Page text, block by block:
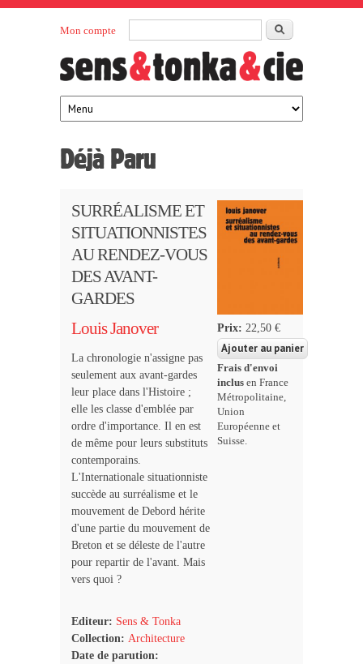
Rechercher
Mon compte
Sens et
Tonka
éditeurs
maison
d’édition
française
Déjà Paru
SURRÉALISME ET
SITUATIONNISTES
AU RENDEZ-VOUS
DES AVANT-
GARDES
Louis Janover
La chronologie n'assigne pas
seulement aux avant-gardes
leur place dans l'Histoire ;
elle les classe d'emblée par
ordre d'importance. Il en est
de même pour leurs substituts
contemporains.
L'Internationale situationniste
succède au surréalisme et le
mouvement de Debord hérite
d'une partie du mouvement de
Breton et se déleste de l'autre
pour repartir de l'avant. Mais
vers quoi ?
Editeur: Sens & Tonka
Collection: Architecture
Date de parution:
Prix: 22,50 €
Frais d'envoi
inclus en France
Métropolitaine,
Union
Européenne et
Suisse.